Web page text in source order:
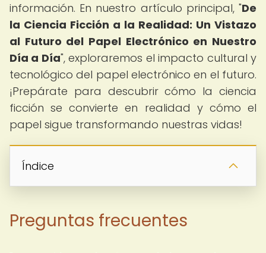
información. En nuestro artículo principal, "De
la Ciencia Ficción a la Realidad: Un Vistazo
al Futuro del Papel Electrónico en Nuestro
Día a Día", exploraremos el impacto cultural y
tecnológico del papel electrónico en el futuro.
¡Prepárate para descubrir cómo la ciencia
ficción se convierte en realidad y cómo el
papel sigue transformando nuestras vidas!
Índice
Preguntas frecuentes